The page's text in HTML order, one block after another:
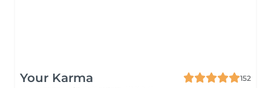
Your Karma
152